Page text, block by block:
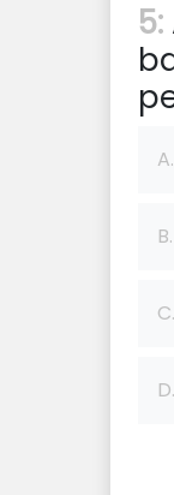
5:
A.
B.
C.
D.